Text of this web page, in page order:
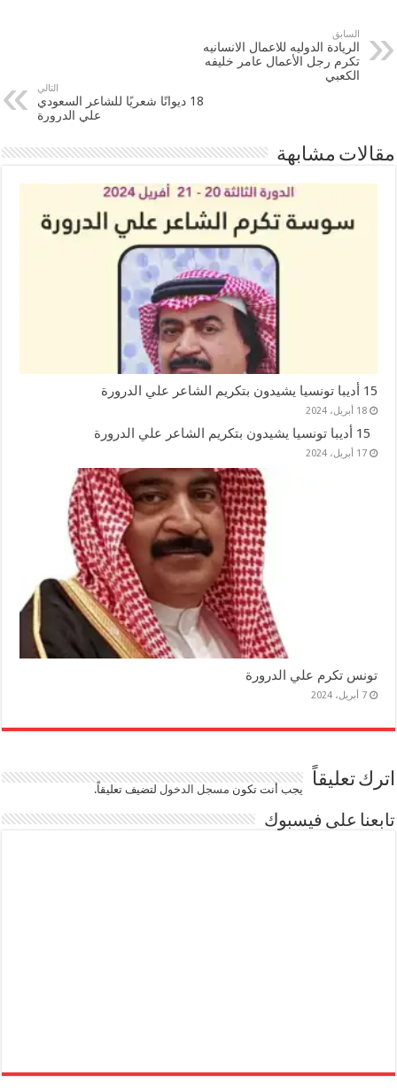
السابق
الريادة الدوليه للاعمال الانسانيه
تكرم رجل الأعمال عامر خليفه
الكعبي
التالي
18 ديوانًا شعريًا للشاعر السعودي
علي الدرورة
مقالات مشابهة
15 أديبا تونسيا يشيدون بتكريم الشاعر علي الدرورة
18 أبريل، 2024
17 أبريل، 2024
تونس تكرم علي الدرورة
7 أبريل، 2024
اترك تعليقاً يجب أنت تكون مسجل الدخوللتضيف تعليقاً.
تابعنا على فيسبوك